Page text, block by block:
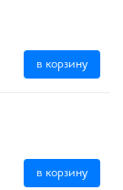
в корзину
в корзину